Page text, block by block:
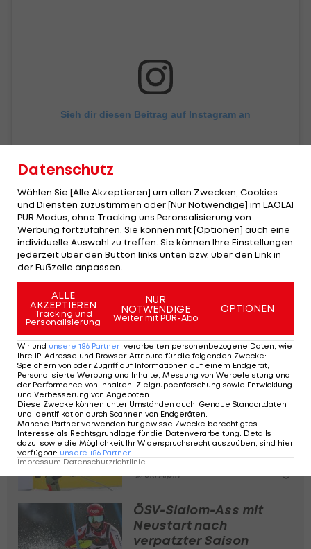
Sieh dir diesen Beitrag auf Instagram an
Trennung nach sieben
Jahren: Veränderung bei
Liensberger
Ski Alpin
FIS gibt Grünes Licht für
Hirschers "Oranje"-
Abenteuer
Ski Alpin
ÖSV-Slalom-Ass mit
Neustart nach
verpatzter Saison
Datenschutz
Wählen Sie [Alle Akzeptieren] um allen Zwecken, Cookies
und Diensten zuzustimmen oder [Nur Notwendige] im LAOLA1
PUR Modus, ohne Tracking uns Peronsalisierung von
Werbung fortzufahren. Sie können mit [Optionen] auch eine
individuelle Auswahl zu treffen. Sie können Ihre Einstellungen
jederzeit über den Button links unten bzw. über den Link in
der Fußzeile anpassen.
ALLE
AKZEPTIEREN
Tracking und
Personalisierung
NUR
NOTWENDIGE
Weiter mit PUR-Abo
OPTIONEN
Wir und unsere 186 Partner verarbeiten personenbezogene Daten, wie
Ihre IP-Adresse und Browser-Attribute für die folgenden Zwecke:
Speichern von oder Zugriff auf Informationen auf einem Endgerät;
Personalisierte Werbung und Inhalte, Messung von Werbeleistung und
der Performance von Inhalten, Zielgruppenforschung sowie Entwicklung
und Verbesserung von Angeboten.
Diese Zwecke können unter Umständen auch: Genaue Standortdaten
und Identifikation durch Scannen von Endgeräten.
Manche Partner verwenden für gewisse Zwecke berechtigtes
Interesse als Rechtsgrundlage für die Datenverarbeitung. Details
dazu, sowie die Möglichkeit Ihr Widerspruchsrecht auszuüben, sind hier
verfügbar: unsere 186 Partner
Impressum Datenschutzrichtlinie